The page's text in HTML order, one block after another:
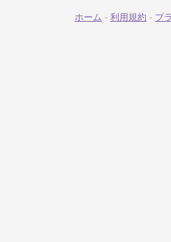
ホーム - 利用規約 - プ